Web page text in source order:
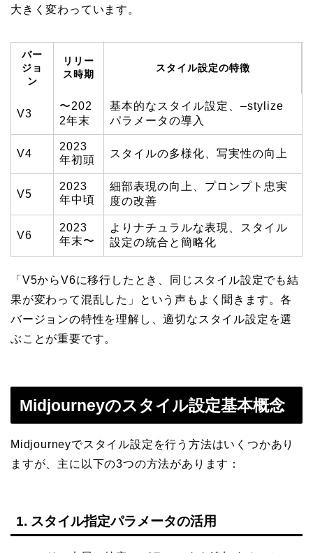
大きく変わっています。
バー
ジョ
ン
リリー
ス時期
スタイル設定の特徴
V3
〜202
2年末
基本的なスタイル設定、–stylize
パラメータの導入
V4
2023
年初頭
スタイルの多様化、写実性の向上
V5
2023
年中頃
細部表現の向上、プロンプト忠実
度の改善
V6
2023
年末〜
よりナチュラルな表現、スタイル
設定の統合と簡略化
「V5からV6に移行したとき、同じスタイル設定でも結
果が変わって混乱した」という声もよく聞きます。各
バージョンの特性を理解し、適切なスタイル設定を選
ぶことが重要です。
Midjourneyのスタイル設定基本概念
Midjourneyでスタイル設定を行う方法はいくつかあり
ますが、主に以下の3つの方法があります：
1. スタイル指定パラメータの活用